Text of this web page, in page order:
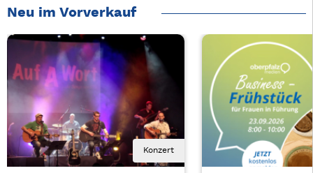
Neu im Vorverkauf
Konzert